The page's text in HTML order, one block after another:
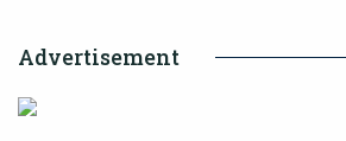
Advertisement